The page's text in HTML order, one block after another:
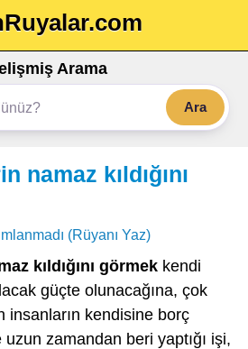
Arama
Ara
namaz kıldığını
(Rüyanı Yaz)
kıldığını görmek kendi
güçte olunacağına, çok
insanların kendisine borç
zamandan beri yaptığı işi,